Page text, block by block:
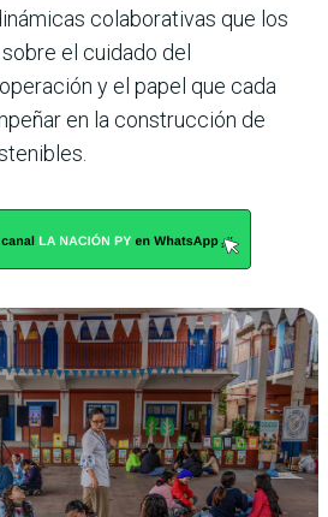
colaborativas que los
el cuidado del
y el papel que cada
en la construcción de